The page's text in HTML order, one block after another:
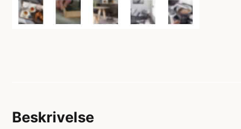
Beskrivelse